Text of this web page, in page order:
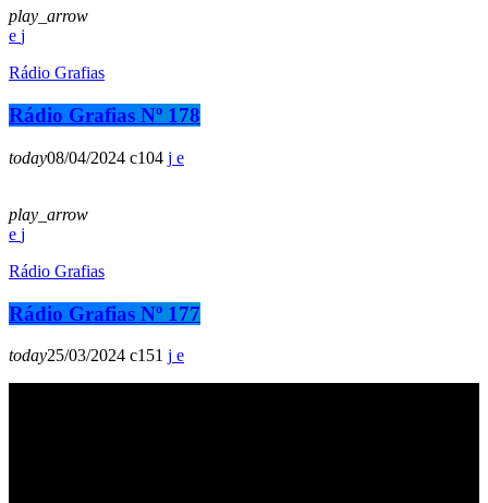
play_arrow
Rádio Grafias
Rádio Grafias Nº 178
today08/04/2024 104
play_arrow
Rádio Grafias
Rádio Grafias Nº 177
today25/03/2024 151